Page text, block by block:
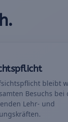
bleibt
Besuchs bei
Lehr- und